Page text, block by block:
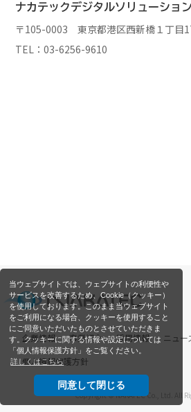
当ウェブサイトでは、ウェブサイトの利便性や
サービスを改善するため、Cookie（クッキー）
を使用しております。このまま当ウェブサイト
をご利用になる場合、クッキーを使用すること
にご同意いただいたものとさせていただきま
す。クッキーに関する情報や設定については
「個人情報保護方針」をご覧ください。
詳しくはこちら
同意して閉じる
ナカテックデジタルソリューシ
〒105-0003 東京都港区西新橋１丁目
TEL：03-6256-9610
企業情報 事業紹介 採用情報 ニュー
個人情報保護方針
Copyright © NAKATEC Co., Ltd. All